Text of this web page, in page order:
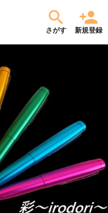
さがす 新規登録